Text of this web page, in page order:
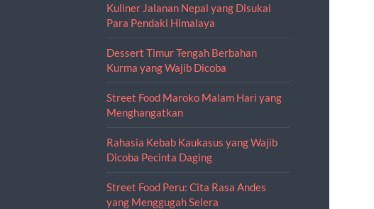
Kuliner Jalanan Nepal yang Disukai
Para Pendaki Himalaya
Dessert Timur Tengah Berbahan
Kurma yang Wajib Dicoba
Street Food Maroko Malam Hari yang
Menghangatkan
Rahasia Kebab Kaukasus yang Wajib
Dicoba Pecinta Daging
Street Food Peru: Cita Rasa Andes
yang Menggugah Selera